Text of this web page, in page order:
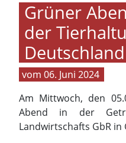
Grüner
der
Deutschland
06. Juni 2024
Am Mittwoch, den
Abend in der
Landwirtschafts GbR